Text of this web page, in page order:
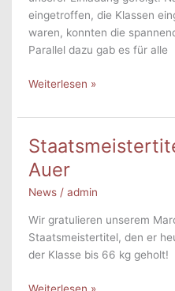
eingetroffen, die Klassen
waren, konnten die
Parallel dazu gab es für alle
Rückblick
und
Weiterlesen »
Auer
News /admin
Wir gratulieren unserem
Staatsmeistertitel, den er
der Klasse bis 66 kg geholt!
Staatsmeistertitel
Weiterlesen »